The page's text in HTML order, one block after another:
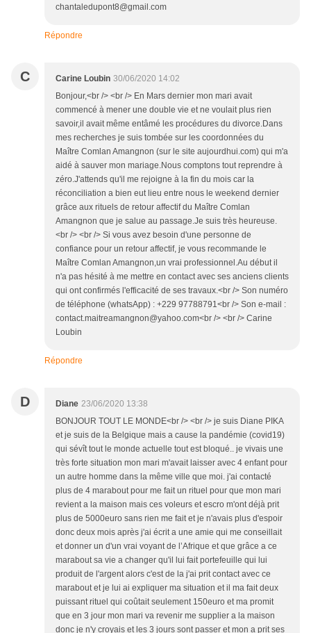
chantaledupont8@gmail.com
Répondre
C Carine Loubin 30/06/2020 14:02
Bonjour,<br /> <br /> En Mars dernier mon mari avait
commencé à mener une double vie et ne voulait plus rien
savoir,il avait même entâmé les procédures du divorce.Dans
mes recherches je suis tombée sur les coordonnées du
Maître Comlan Amangnon (sur le site aujourdhui.com) qui m'a
aidé à sauver mon mariage.Nous comptons tout reprendre à
zéro.J'attends qu'il me rejoigne à la fin du mois car la
réconciliation a bien eut lieu entre nous le weekend dernier
grâce aux rituels de retour affectif du Maître Comlan
Amangnon que je salue au passage.Je suis très heureuse.
<br /> <br /> Si vous avez besoin d'une personne de
confiance pour un retour affectif, je vous recommande le
Maître Comlan Amangnon,un vrai professionnel.Au début il
n'a pas hésité à me mettre en contact avec ses anciens clients
qui ont confirmés l'efficacité de ses travaux.<br /> Son numéro
de téléphone (whatsApp) : +229 97788791<br /> Son e-mail :
contact.maitreamangnon@yahoo.com<br /> <br /> Carine
Loubin
Répondre
D Diane 23/06/2020 13:38
BONJOUR TOUT LE MONDE<br /> <br /> je suis Diane PIKA
et je suis de la Belgique mais a cause la pandémie (covid19)
qui sévît tout le monde actuelle tout est bloqué.. je vivais une
très forte situation mon mari m'avait laisser avec 4 enfant pour
un autre homme dans la même ville que moi. j'ai contacté
plus de 4 marabout pour me fait un rituel pour que mon mari
revient a la maison mais ces voleurs et escro m'ont déjà prit
plus de 5000euro sans rien me fait et je n'avais plus d'espoir
donc deux mois après j'ai écrit a une amie qui me conseillait
et donner un d'un vrai voyant de l’Afrique et que grâce a ce
marabout sa vie a changer qu'il lui fait portefeuille qui lui
produit de l'argent alors c'est de la j'ai prit contact avec ce
marabout et je lui ai expliquer ma situation et il ma fait deux
puissant rituel qui coûtait seulement 150euro et ma promit
que en 3 jour mon mari va revenir me supplier a la maison
donc je n'y croyais et les 3 jours sont passer et mon a prit ses